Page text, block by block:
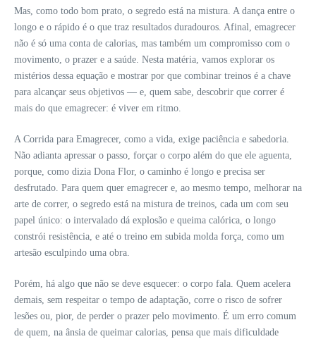
Mas, como todo bom prato, o segredo está na mistura. A dança entre o
longo e o rápido é o que traz resultados duradouros. Afinal, emagrecer
não é só uma conta de calorias, mas também um compromisso com o
movimento, o prazer e a saúde. Nesta matéria, vamos explorar os
mistérios dessa equação e mostrar por que combinar treinos é a chave
para alcançar seus objetivos — e, quem sabe, descobrir que correr é
mais do que emagrecer: é viver em ritmo.
A Corrida para Emagrecer, como a vida, exige paciência e sabedoria.
Não adianta apressar o passo, forçar o corpo além do que ele aguenta,
porque, como dizia Dona Flor, o caminho é longo e precisa ser
desfrutado. Para quem quer emagrecer e, ao mesmo tempo, melhorar na
arte de correr, o segredo está na mistura de treinos, cada um com seu
papel único: o intervalado dá explosão e queima calórica, o longo
constrói resistência, e até o treino em subida molda força, como um
artesão esculpindo uma obra.
Porém, há algo que não se deve esquecer: o corpo fala. Quem acelera
demais, sem respeitar o tempo de adaptação, corre o risco de sofrer
lesões ou, pior, de perder o prazer pelo movimento. É um erro comum
de quem, na ânsia de queimar calorias, pensa que mais dificuldade